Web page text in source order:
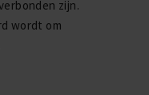
zijn.
wordt om